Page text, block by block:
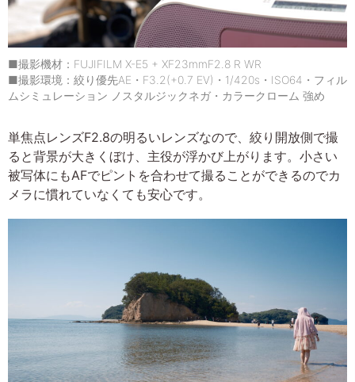
■撮影機材：FUJIFILM X-E5 + XF23mmF2.8 R WR
■撮影環境：絞り優先AE・F3.2(+0.7 EV)・1/420s・ISO64・フィル
ムシミュレーション ノスタルジックネガ・カラークローム 強め
単焦点レンズF2.8の明るいレンズなので、絞り開放側で撮
ると背景が大きくぼけ、主役が浮かび上がります。小さい
被写体にもAFでピントを合わせて撮ることができるのでカ
メラに慣れていなくても安心です。